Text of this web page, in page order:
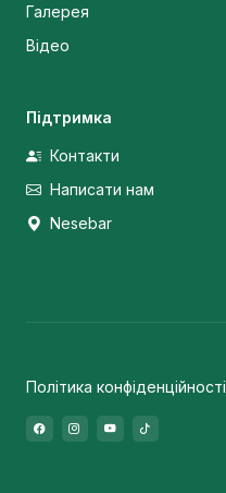
Галерея
Відео
Підтримка
Контакти
Написати нам
Nesebar
Політика конфіденційності